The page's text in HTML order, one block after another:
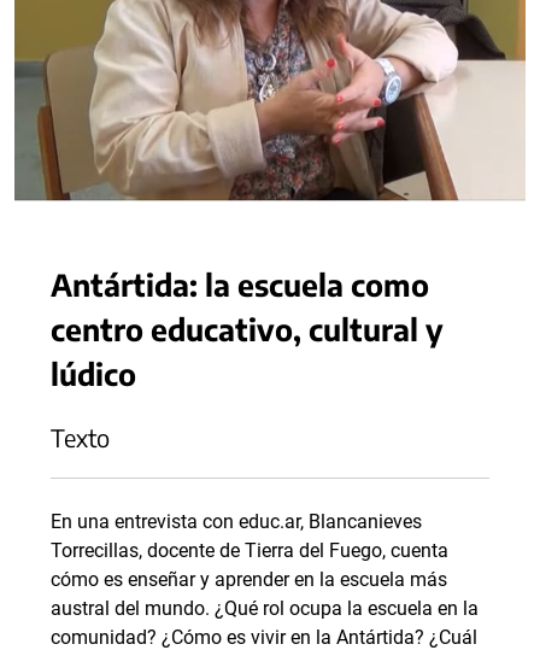
Antártida: la escuela como
centro educativo, cultural y
lúdico
Texto
En una entrevista con educ.ar, Blancanieves
Torrecillas, docente de Tierra del Fuego, cuenta
cómo es enseñar y aprender en la escuela más
austral del mundo. ¿Qué rol ocupa la escuela en la
comunidad? ¿Cómo es vivir en la Antártida? ¿Cuál